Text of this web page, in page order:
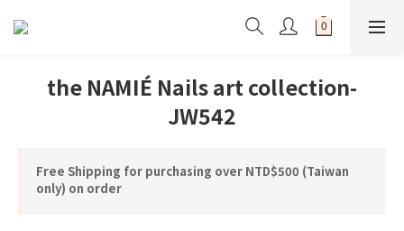
the NAMIÉ Nails art collection-
JW542
Free Shipping for purchasing over NTD$500 (Taiwan
only) on order